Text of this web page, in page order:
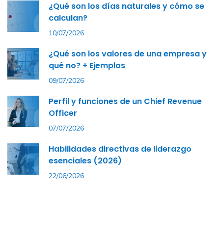
¿Qué son los días naturales y cómo se
calculan?
10/07/2026
¿Qué son los valores de una empresa y
qué no? + Ejemplos
09/07/2026
Perfil y funciones de un Chief Revenue
Officer
07/07/2026
Habilidades directivas de liderazgo
esenciales (2026)
22/06/2026